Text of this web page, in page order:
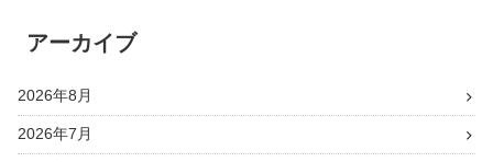
アーカイブ
2026年8月
2026年7月